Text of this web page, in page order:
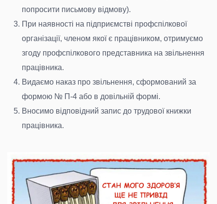
попросити письмову відмову).
При наявності на підприємстві профспілкової
організації, членом якої є працівником, отримуємо
згоду профспілкового представника на звільнення
працівника.
Видаємо наказ про звільнення, сформований за
формою № П-4 або в довільній формі.
Вносимо відповідний запис до трудової книжки
працівника.